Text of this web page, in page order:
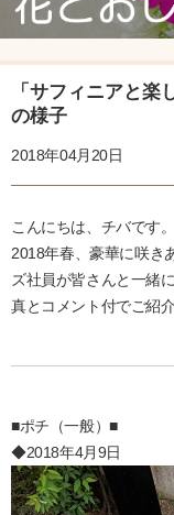
「サフィニアと楽
の様子
2018年04月20日
こんにちは、チバです。
2018年春、豪華に咲き
ズ社員が皆さんと一緒
真とコメント付でご紹
■ポチ（一般）■
◆2018年4月9日